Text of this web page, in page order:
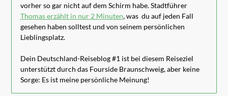
vorher so gar nicht auf dem Schirm habe. Stadtführer
Thomas erzählt in nur 2 Minuten, was du auf jeden Fall
gesehen haben solltest und von seinem persönlichen
Lieblingsplatz.
Dein Deutschland-Reiseblog #1 ist bei diesem Reiseziel
unterstützt durch das Fourside Braunschweig, aber keine
Sorge: Es ist meine persönliche Meinung!